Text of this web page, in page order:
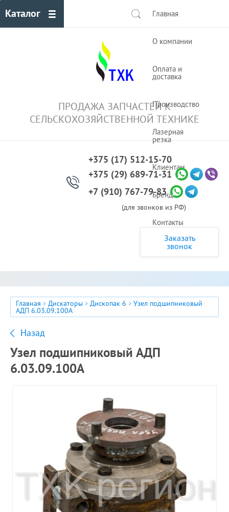
Каталог Главная
О компании
Оплата и
доставка
Производство
Лазерная
резка
Клиентам
Бренды
Контакты
ПРОДАЖА ЗАПЧАСТЕЙ К
СЕЛЬСКОХОЗЯЙСТВЕННОЙ ТЕХНИКЕ
+375 (17) 512-15-70
+375 (29) 689-71-31
+7 (910) 767-79-83
(для звонков из РФ)
Заказать
звонок
Главная Дискаторы Дископак 6 Узел подшипниковый
АДП 6.03.09.100А
Назад
Узел подшипниковый АДП
6.03.09.100А